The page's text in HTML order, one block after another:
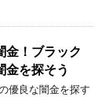
金！ブラック
金を探そう
優良な闇金を探す